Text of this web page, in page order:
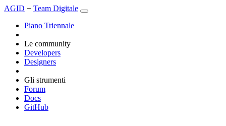
AGID + Team Digitale
Piano Triennale
Le community
Developers
Designers
Gli strumenti
Forum
Docs
GitHub